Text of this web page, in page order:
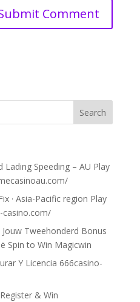
Speeding – AU Play
· Asia-Pacific region Play
Tweehonderd Bonus
Spin to Win Magicwin
Y Licencia 666casino-
& Win